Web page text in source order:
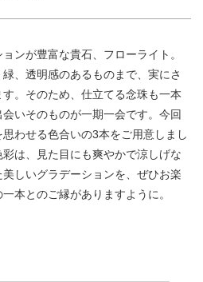
ンが豊富な貴石、フローライト。
、透明感のあるものまで、実にさ
。そのため、仕立てる念珠も一本
いそのものが一期一会です。今回
わせる色合いの3本をご用意しまし
は、見た目にも爽やかで涼しげな
しいグラデーションを、ぜひお楽
本とのご縁がありますように。